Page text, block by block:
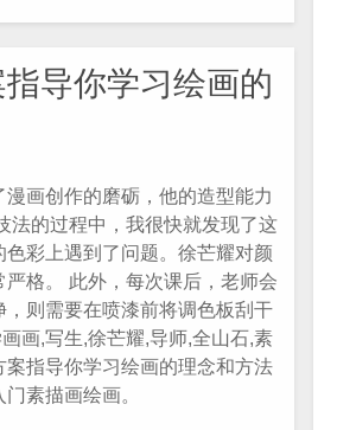
导你学习绘画的
画创作的磨砺，他的造型能力
法的过程中，我很快就发现了这
彩上遇到了问题。徐芒耀对颜
格。 此外，每次课后，老师会
则需要在喷漆前将调色板刮干
画,写生,徐芒耀,导师,全山石,素
指导你学习绘画的理念和方法
素描画绘画。